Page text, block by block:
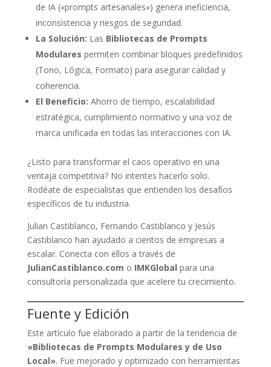
de IA («prompts artesanales») genera ineficiencia,
inconsistencia y riesgos de seguridad.
La Solución: Las Bibliotecas de Prompts
Modulares permiten combinar bloques predefinidos
(Tono, Lógica, Formato) para asegurar calidad y
coherencia.
El Beneficio: Ahorro de tiempo, escalabilidad
estratégica, cumplimiento normativo y una voz de
marca unificada en todas las interacciones con IA.
¿Listo para transformar el caos operativo en una
ventaja competitiva? No intentes hacerlo solo.
Rodéate de especialistas que entienden los desafíos
específicos de tu industria.
Julian Castiblanco, Fernando Castiblanco y Jesús
Castiblanco han ayudado a cientos de empresas a
escalar. Conecta con ellos a través de
JulianCastiblanco.com o IMKGlobal para una
consultoría personalizada que acelere tu crecimiento.
Fuente y Edición
Este artículo fue elaborado a partir de la tendencia de
«Bibliotecas de Prompts Modulares y de Uso
Local». Fue mejorado y optimizado con herramientas